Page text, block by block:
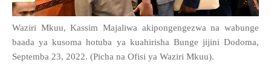
Waziri Mkuu, Kassim Majaliwa akipongengezwa na wabunge
baada ya kusoma hotuba ya kuahirisha Bunge jijini Dodoma,
Septemba 23, 2022. (Picha na Ofisi ya Waziri Mkuu).